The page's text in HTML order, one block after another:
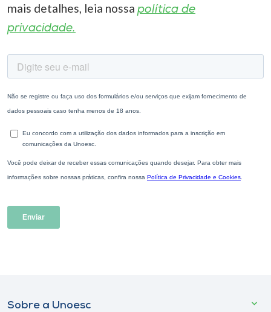
mais detalhes, leia nossa política de
privacidade.
Sobre a Unoesc